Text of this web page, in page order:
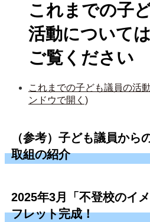
これまでの子
活動について
ご覧ください
これまでの子ども議員の活
ンドウで開く)
（参考）子ども議員から
取組の紹介
2025年3月「不登校のイ
フレット完成！